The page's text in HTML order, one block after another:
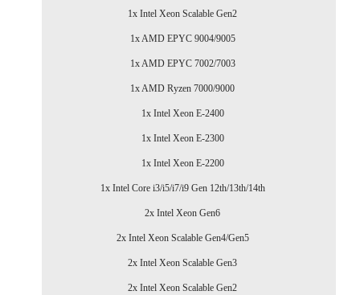
1x Intel Xeon Scalable Gen2
1x AMD EPYC 9004/9005
1x AMD EPYC 7002/7003
1x AMD Ryzen 7000/9000
1x Intel Xeon E-2400
1x Intel Xeon E-2300
1x Intel Xeon E-2200
1x Intel Core i3/i5/i7/i9 Gen 12th/13th/14th
2x Intel Xeon Gen6
2x Intel Xeon Scalable Gen4/Gen5
2x Intel Xeon Scalable Gen3
2x Intel Xeon Scalable Gen2